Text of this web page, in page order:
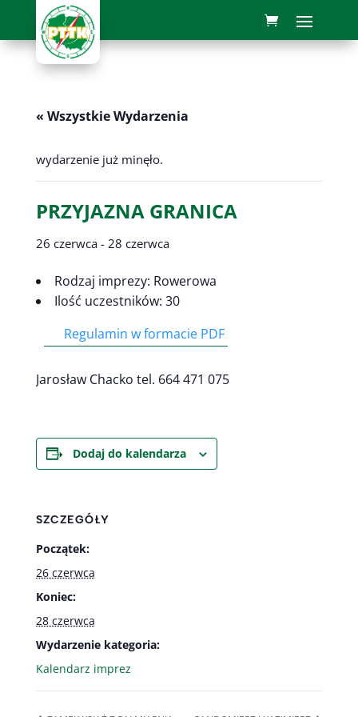
« Wszystkie Wydarzenia
wydarzenie już minęło.
PRZYJAZNA GRANICA
26 czerwca- 28 czerwca
Rodzaj imprezy: Rowerowa
Ilość uczestników: 30
Regulamin w formacie PDF
Jarosław Chacko tel. 664 471 075
Dodaj do kalendarza
SZCZEGÓŁY
Początek:
26 czerwca
Koniec:
28 czerwca
Wydarzenie kategoria:
Kalendarz imprez